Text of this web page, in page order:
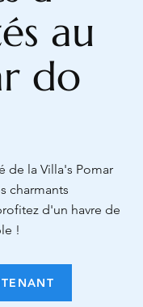
au
do
de la Villa's Pomar
charmants
d'un havre de
!